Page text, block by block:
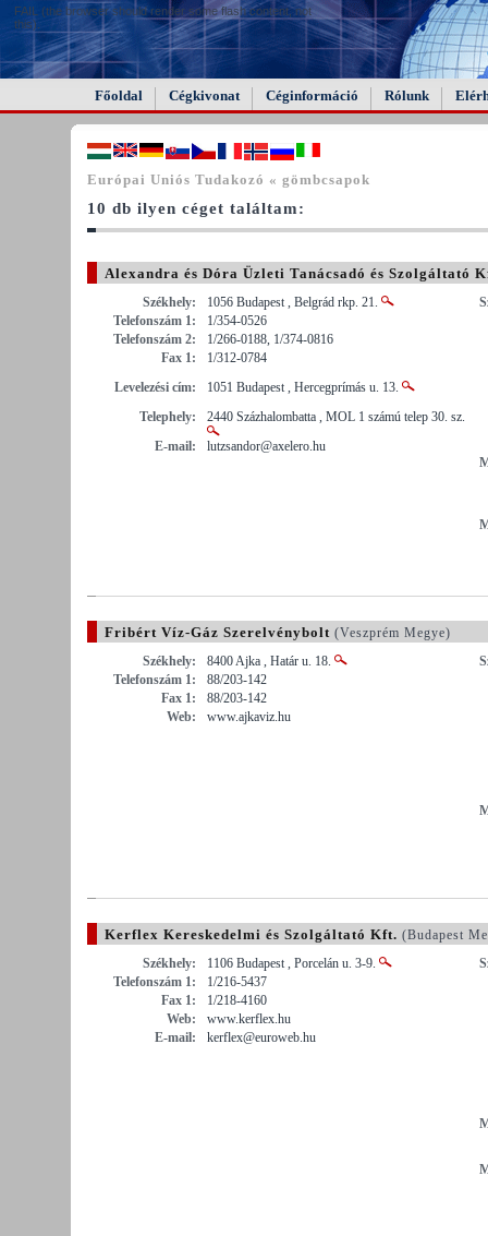
FAIL (the browser should render some flash content, not
this).
Főoldal Cégkivonat Céginformáció Rólunk
Európai Uniós Tudakozó « gömbcsapok
10 db ilyen céget találtam:
Alexandra és Dóra Üzleti Tanácsadó és Szolgáltató
Székhely:
1056 Budapest , Belgrád rkp. 21.
Telefonszám 1:
1/354-0526
Telefonszám 2:
1/266-0188, 1/374-0816
Fax 1:
1/312-0784
Levelezési cím:
1051 Budapest , Hercegprímás u. 13.
Telephely:
2440 Százhalombatta , MOL 1 számú telep 30. sz.
E-mail:
lutzsandor@axelero.hu
Fribért Víz-Gáz Szerelvénybolt (Veszprém Megye)
Székhely:
8400 Ajka , Határ u. 18.
Telefonszám 1:
88/203-142
Fax 1:
88/203-142
Web:
www.ajkaviz.hu
Kerflex Kereskedelmi és Szolgáltató Kft. (Budapest
Székhely:
1106 Budapest , Porcelán u. 3-9.
Telefonszám 1:
1/216-5437
Fax 1:
1/218-4160
Web:
www.kerflex.hu
E-mail:
kerflex@euroweb.hu